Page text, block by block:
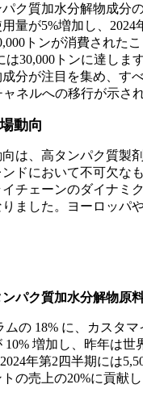
ク質加水分解物成分
量が5%増加し、
トンが消費された
は30,000トンに達し
分が注目を集め、す
ネルへの移行が示さ
動向
は、高タンパク質製
ドにおいて不可欠な
チェーンのダイナミ
ました。ヨーロッパ
パク質加水分解物原
ムの 18% に、カスタ
増加し、昨年は
年第2四半期には
の売上の20%に貢献